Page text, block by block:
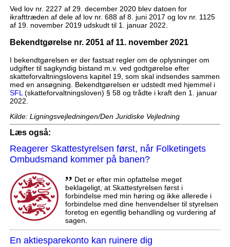
Ved lov nr. 2227 af 29. december 2020 blev datoen for
ikrafttræden af dele af lov nr. 688 af 8. juni 2017 og lov nr. 1125
af 19. november 2019 udskudt til 1. januar 2022.
Bekendtgørelse nr. 2051 af 11. november 2021
I bekendtgørelsen er der fastsat regler om de oplysninger om
udgifter til sagkyndig bistand m.v. ved godtgørelse efter
skatteforvaltningslovens kapitel 19, som skal indsendes sammen
med en ansøgning. Bekendtgørelsen er udstedt med hjemmel i
SFL (skatteforvaltningsloven) § 58 og trådte i kraft den 1. januar
2022.
Kilde: Ligningsvejledningen/Den Juridiske Vejledning
Læs også:
Reagerer Skattestyrelsen først, når Folketingets
Ombudsmand kommer på banen?
,, Det er efter min opfattelse meget
beklageligt, at Skattestyrelsen først i
forbindelse med min høring og ikke allerede i
forbindelse med dine henvendelser til styrelsen
foretog en egentlig behandling og vurdering af
sagen.
En aktiesparekonto kan ruinere dig